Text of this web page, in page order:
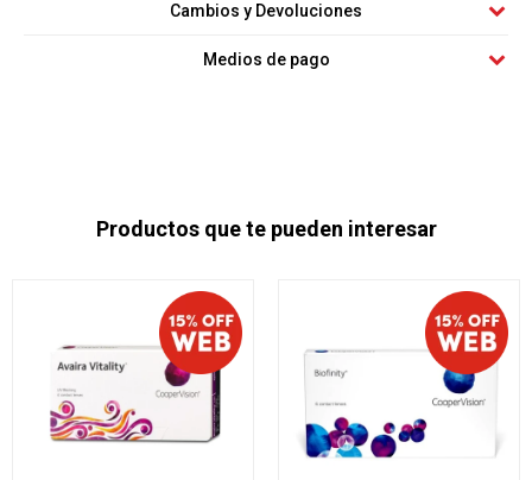
Cambios y Devoluciones
Medios de pago
Productos que te pueden interesar